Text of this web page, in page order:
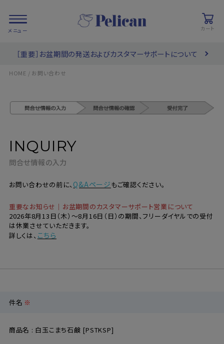
カート
検索
PRODUCTS/ 商品を探す
COLLECTIONS / ブランド一覧
ご利用案内
［重要］お盆期間の発送およびカスタマーサポートについて
HOME お問い合わせ
INQUIRY
問合せ情報の入力
お問い合わせの前に、 Q&Aページもご確認ください。
重要なお知らせ｜お盆期間のカスタマーサポート営業について
2026年8月13日（木）～8月16日（日）の期間、フリーダイヤルでの受付
は休業させていただきます。
詳しくは、 こちら
件名 ※
商品名 : 白玉こまち石鹸 [PSTKSP]